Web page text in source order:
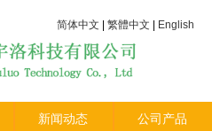
简体中文 繁體中文 English
新闻动态 公司产品